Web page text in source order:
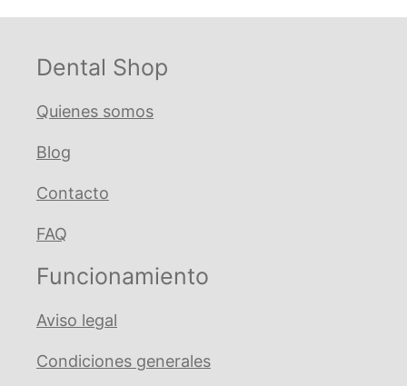
Dental Shop
Quienes somos
Blog
Contacto
FAQ
Funcionamiento
Aviso legal
Condiciones generales